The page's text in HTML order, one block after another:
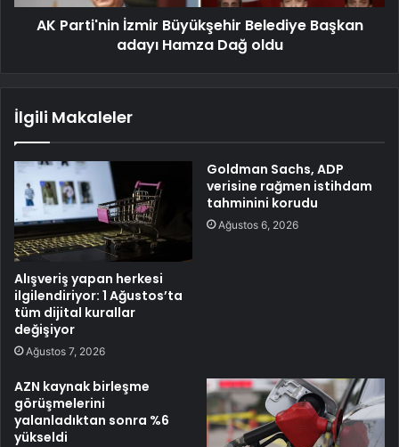
AK Parti'nin İzmir Büyükşehir Belediye Başkan
adayı Hamza Dağ oldu
İlgili Makaleler
Alışveriş yapan herkesi
ilgilendiriyor: 1 Ağustos’ta
tüm dijital kurallar
değişiyor
Ağustos 7, 2026
Goldman Sachs, ADP
verisine rağmen istihdam
tahminini korudu
Ağustos 6, 2026
AZN kaynak birleşme
görüşmelerini
yalanladıktan sonra %6
yükseldi